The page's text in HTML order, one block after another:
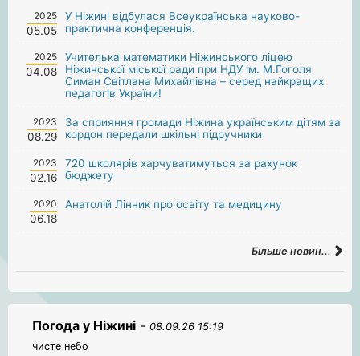
2025
05.05
У Ніжині відбулася Всеукраїнська науково-
практична конференція.
2025
04.08
Учителька математики Ніжинського ліцею
Ніжинської міської ради при НДУ ім. М.Гоголя
Симан Світлана Михайлівна – серед найкращих
педагогів України!
2023
08.29
За сприяння громади Ніжина українським дітям за
кордон передали шкільні підручники
2023
02.16
720 школярів харчуватимуться за рахунок
бюджету
2020
06.18
Анатолій Лінник про освіту та медицину
Більше новин...
Погода у Ніжині - 08.09.26 15:19
чисте небо